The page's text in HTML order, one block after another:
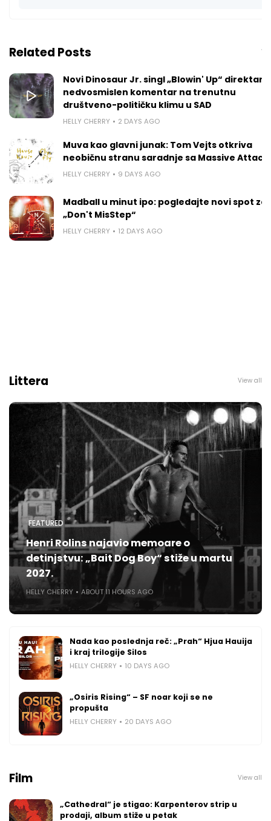
Related Posts
Novi Dinosaur Jr. singl „Blowin' Up“ direktan
nedvosmislen komentar na trenutnu
društveno-političku klimu u SAD
HELLY CHERRY 2 DAYS AGO
Muva kao glavni junak: Tom Vejts otkriva
neobičnu stranu saradnje sa Massive Attack
HELLY CHERRY 9 DAYS AGO
Madball u minut ipo: pogledajte novi spot za
„Don't MisStep“
HELLY CHERRY 12 DAYS AGO
Littera View all
FEATURED
Henri Rolins najavio memoare o
detinjstvu: „Bait Dog Boy“ stiže u martu
2027.
HELLY CHERRY ABOUT 11 HOURS AGO
Nada kao poslednja reč: „Prah“ Hjua Hauija
i kraj trilogije Silos
HELLY CHERRY 10 DAYS AGO
„Osiris Rising“ – SF noar koji se ne
propušta
HELLY CHERRY 20 DAYS AGO
Film View all
„Cathedral“ je stigao: Karpenterov strip u
prodaji, album stiže u petak